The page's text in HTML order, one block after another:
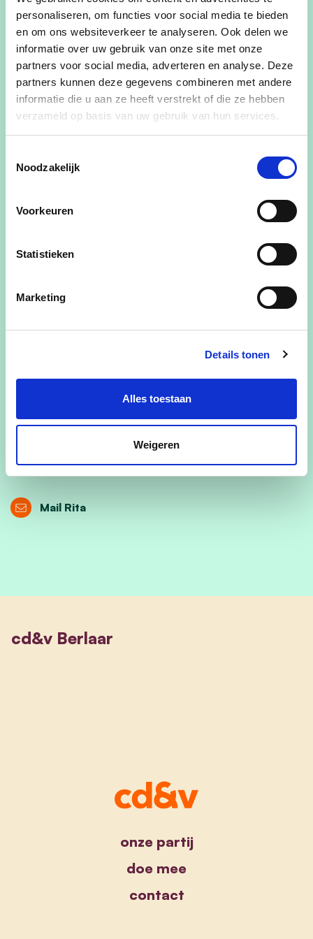
personaliseren, om functies voor social media te bieden
en om ons websiteverkeer te analyseren. Ook delen we
informatie over uw gebruik van onze site met onze
partners voor social media, adverteren en analyse. Deze
partners kunnen deze gegevens combineren met andere
informatie die u aan ze heeft verstrekt of die ze hebben
verzameld op basis van uw gebruik van hun services.
Noodzakelijk
Voorkeuren
Statistieken
Marketing
Details tonen
Alles toestaan
Weigeren
met Rita nav de week van de vrijwilliger. Rita
bezoekt mensen die 85 jaar zijn geworden.
Beluister hier op Spotify
Geen beloften, wel daden!
met een beperking.
elkaar.
Mail Rita
cd&v Berlaar
onze partij
doe mee
contact